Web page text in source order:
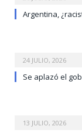
Argentina,
24 JULIO, 2026
Se aplazó el
13 JULIO, 2026